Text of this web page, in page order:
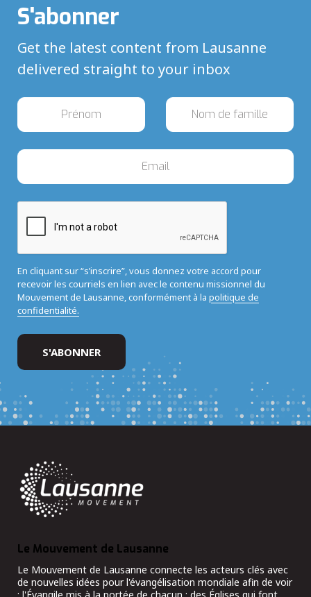
S'abonner
Get the latest content from Lausanne
delivered straight to your inbox
En cliquant sur “s’inscrire”, vous donnez votre accord pour
recevoir les courriels en lien avec le contenu missionnel du
Mouvement de Lausanne, conformément à la politique de
confidentialité.
Le Mouvement de Lausanne
Le Mouvement de Lausanne connecte les acteurs clés avec
de nouvelles idées pour l'évangélisation mondiale afin de voir